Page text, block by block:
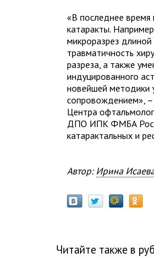
«В последнее время
катаракты.
микроразрез
травматичность
разреза, а также
индуцированного
новейшей методики
сопровождением»,
Центра
ДПО ИПК ФМБА
катарактальных и
Автор: Ирина
Читайте также в